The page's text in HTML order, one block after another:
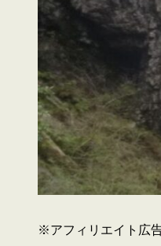
※アフィリエイト広